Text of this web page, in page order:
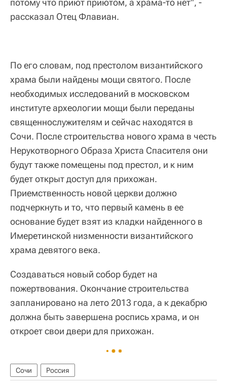
потому что приют приютом, а храма-то нет", -
рассказал Отец Флавиан.
По его словам, под престолом византийского
храма были найдены мощи святого. После
необходимых исследований в московском
институте археологии мощи были переданы
священнослужителям и сейчас находятся в
Сочи. После строительства нового храма в честь
Нерукотворного Образа Христа Спасителя они
будут также помещены под престол, и к ним
будет открыт доступ для прихожан.
Приемственность новой церкви должно
подчеркнуть и то, что первый камень в ее
основание будет взят из кладки найденного в
Имеретинской низменности византийского
храма девятого века.
Создаваться новый собор будет на
пожертвования. Окончание строительства
запланировано на лето 2013 года, а к декабрю
должна быть завершена роспись храма, и он
откроет свои двери для прихожан.
Сочи Россия